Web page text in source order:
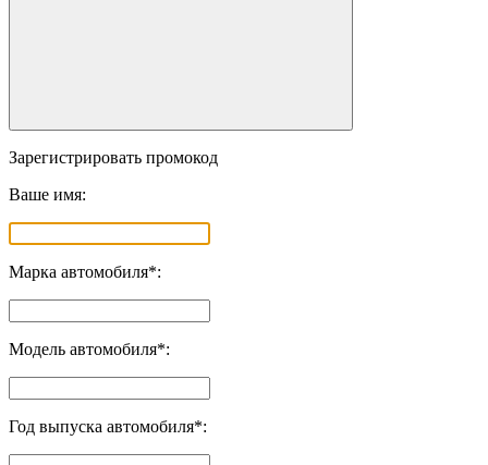
Зарегистрировать промокод
Ваше имя:
Марка автомобиля*:
Модель автомобиля*:
Год выпуска автомобиля*: